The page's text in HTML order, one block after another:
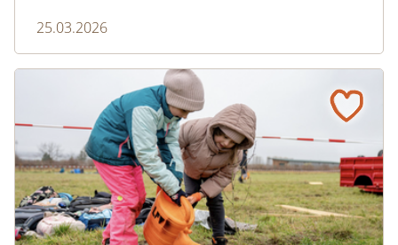
Zusammenspiel mit Ameisen.
25.03.2026
Gumpoldskirchen: Ein Klassenzimmer unter